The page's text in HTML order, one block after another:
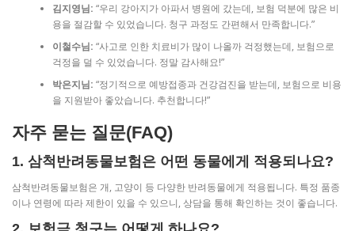
김지영님: “우리 강아지가 아파서 병원에 갔는데, 보험 덕분에 많은 비
용을 절감할 수 있었습니다. 청구 과정도 간편해서 만족합니다.”
이철수님: “사고로 인한 치료비가 많이 나올까 걱정했는데, 보험으로
걱정을 덜 수 있었습니다. 정말 감사해요!”
박은지님: “정기적으로 예방접종과 건강검진을 받는데, 보험으로 비용
을 지원받아 좋았습니다. 추천합니다!”
자주 묻는 질문(FAQ)
1. 삼척반려동물보험은 어떤 동물에게 적용되나요?
삼척반려동물보험은 개, 고양이 등 다양한 반려동물에게 적용됩니다. 특정 품종
이나 연령에 따라 제한이 있을 수 있으니, 상담을 통해 확인하는 것이 좋습니다.